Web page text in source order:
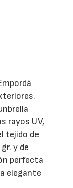
rayos UV,
tejido de
y de
perfecta
elegante